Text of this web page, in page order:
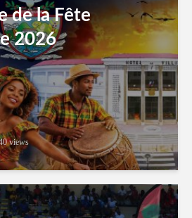
de la Fête
2026
views